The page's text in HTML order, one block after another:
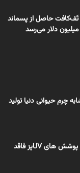
تَف‌کافت حاصل از پسماند
چرم حیوانی دنیا تولید
اختصاصی بسپار/ ACTEGA پوشش های UVپز فاقد